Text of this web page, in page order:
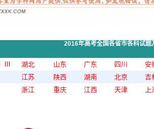
2016年高考全国各省市各科试题
湖北 山东 广东 四川
安
江苏 陕西 湖南 北京
吉
浙江 重庆 江西 天津 上